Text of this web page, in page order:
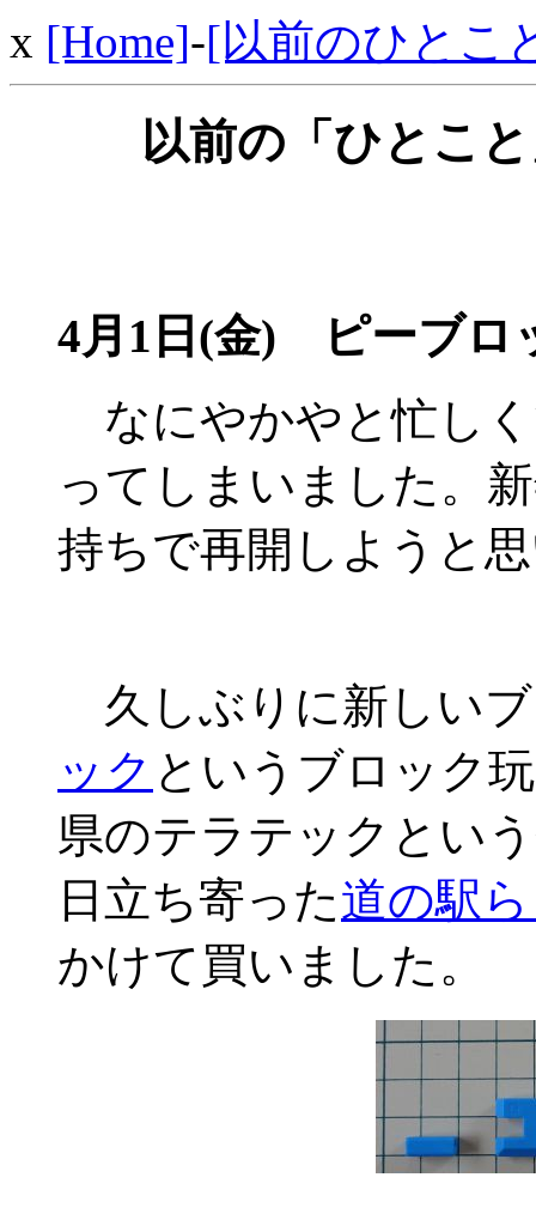
x [Home]-[以前のひとこ
以前の「ひとこ
4月1日(金) ピーブロ
なにやかやと忙し
ってしまいました。
持ちで再開しようと
久しぶりに新しい
ック というブロック
県のテラテックとい
日立ち寄った道の駅
かけて買いました。